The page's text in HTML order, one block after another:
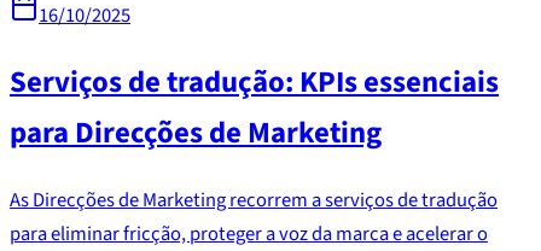
16/10/2025
Serviços de tradução: KPIs essenciais
para Direcções de Marketing
As Direcções de Marketing recorrem a serviços de tradução
para eliminar fricção, proteger a voz da marca e acelerar o